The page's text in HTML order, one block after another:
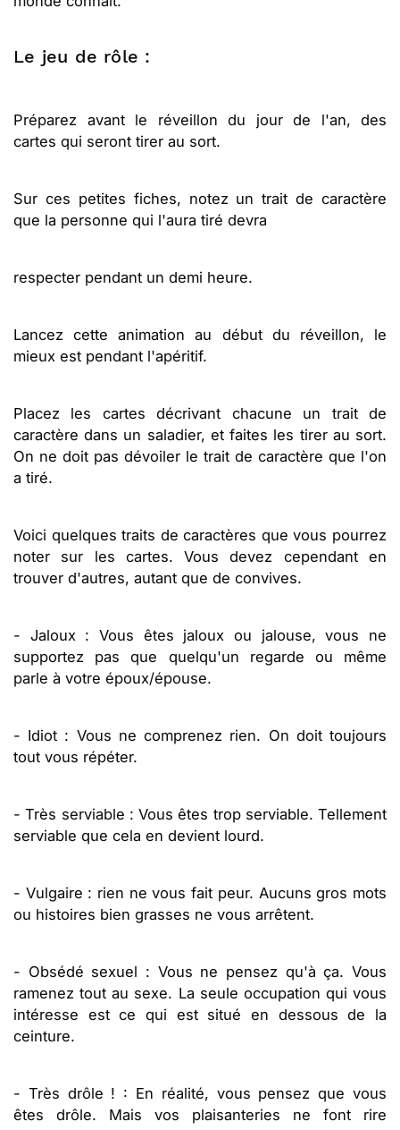
Le jeu de rôle :
Préparez avant le réveillon du jour de l'an, des
cartes qui seront tirer au sort.
Sur ces petites fiches, notez un trait de caractère
que la personne qui l'aura tiré devra
respecter pendant un demi heure.
Lancez cette animation au début du réveillon, le
mieux est pendant l'apéritif.
Placez les cartes décrivant chacune un trait de
caractère dans un saladier, et faites les tirer au sort.
On ne doit pas dévoiler le trait de caractère que l'on
a tiré.
Voici quelques traits de caractères que vous pourrez
noter sur les cartes. Vous devez cependant en
trouver d'autres, autant que de convives.
- Jaloux : Vous êtes jaloux ou jalouse, vous ne
supportez pas que quelqu'un regarde ou même
parle à votre époux/épouse.
- Idiot : Vous ne comprenez rien. On doit toujours
tout vous répéter.
- Très serviable : Vous êtes trop serviable. Tellement
serviable que cela en devient lourd.
- Vulgaire : rien ne vous fait peur. Aucuns gros mots
ou histoires bien grasses ne vous arrêtent.
- Obsédé sexuel : Vous ne pensez qu'à ça. Vous
ramenez tout au sexe. La seule occupation qui vous
intéresse est ce qui est situé en dessous de la
ceinture.
- Très drôle ! : En réalité, vous pensez que vous
êtes drôle. Mais vos plaisanteries ne font rire